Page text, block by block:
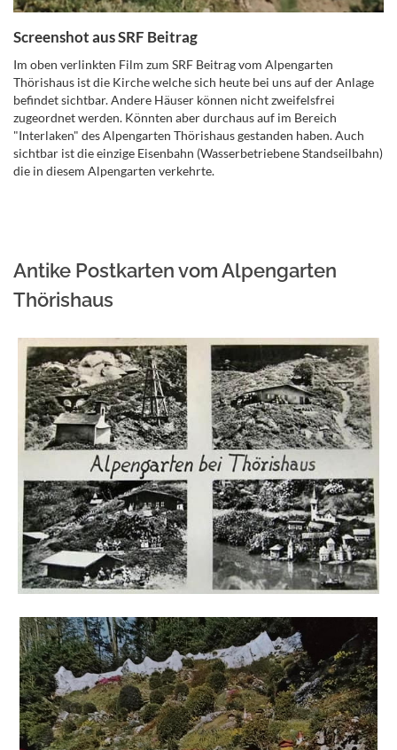
Screenshot aus SRF Beitrag
Im oben verlinkten Film zum SRF Beitrag vom Alpengarten
Thörishaus ist die Kirche welche sich heute bei uns auf der Anlage
befindet sichtbar. Andere Häuser können nicht zweifelsfrei
zugeordnet werden. Könnten aber durchaus auf im Bereich
"Interlaken" des Alpengarten Thörishaus gestanden haben. Auch
sichtbar ist die einzige Eisenbahn (Wasserbetriebene Standseilbahn)
die in diesem Alpengarten verkehrte.
Antike Postkarten vom Alpengarten
Thörishaus